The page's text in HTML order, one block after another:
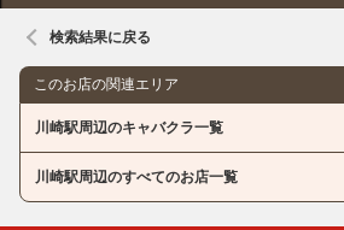
検索結果に戻る
このお店の関連エリア
川崎駅周辺のキャバクラ一覧
川崎駅周辺のすべてのお店一覧